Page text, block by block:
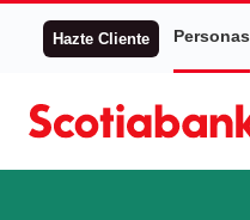
Hazte Cliente Personas